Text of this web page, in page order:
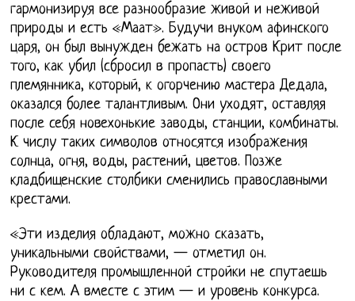
гармонизируя все разнообразие живой и неживой
природы и есть «Маат». Будучи внуком афинского
царя, он был вынужден бежать на остров Крит после
того, как убил (сбросил в пропасть) своего
племянника, который, к огорчению мастера Дедала,
оказался более талантливым. Они уходят, оставляя
после себя новехонькие заводы, станции, комбинаты.
К числу таких символов относятся изображения
солнца, огня, воды, растений, цветов. Позже
кладбищенские столбики сменились православными
крестами.
«Эти изделия обладают, можно сказать,
уникальными свойствами, — отметил он.
Руководителя промышленной стройки не спутаешь
ни с кем. А вместе с этим — и уровень конкурса.